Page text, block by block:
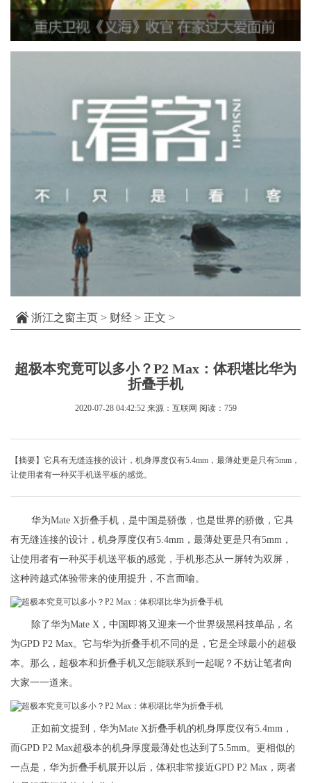
浙江之窗主页 > 财经 > 正文 >
超极本究竟可以多小？P2 Max：体积堪比华为
折叠手机
2020-07-28 04:42:52 来源：互联网 阅读：759
【摘要】它具有无缝连接的设计，机身厚度仅有5.4mm，最薄处更是只有5mm，
让使用者有一种买手机送平板的感觉。
华为Mate X折叠手机，是中国是骄傲，也是世界的骄傲，它具
有无缝连接的设计，机身厚度仅有5.4mm，最薄处更是只有5mm，
让使用者有一种买手机送平板的感觉，手机形态从一屏转为双屏，
这种跨越式体验带来的使用提升，不言而喻。
除了华为Mate X，中国即将又迎来一个世界级黑科技单品，名
为GPD P2 Max。它与华为折叠手机不同的是，它是全球最小的超极
本。那么，超极本和折叠手机又怎能联系到一起呢？不妨让笔者向
大家一一道来。
正如前文提到，华为Mate X折叠手机的机身厚度仅有5.4mm，
而GPD P2 Max超极本的机身厚度最薄处也达到了5.5mm。更相似的
一点是，华为折叠手机展开以后，体积非常接近GPD P2 Max，两者